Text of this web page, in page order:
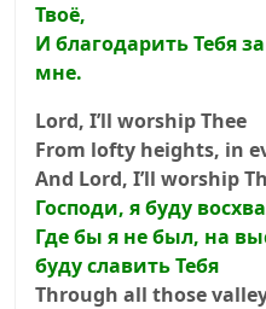
Твоё,
И благодарить Тебя
мне.
Lord, I’ll worship Thee
From lofty heights, in
And Lord, I’ll worship
Господи, я буду
Где бы я не был, на
буду славить Тебя
Through all those